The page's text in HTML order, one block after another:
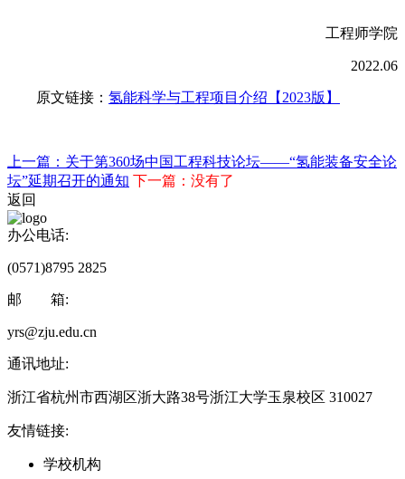
工程师学院
2022.06
原文链接： 氢能科学与工程项目介绍【2023版】
上一篇：关于第360场中国工程科技论坛——“氢能装备安全论
坛”延期召开的通知 下一篇：没有了
返回
办公电话:
(0571)8795 2825
邮 箱:
yrs@zju.edu.cn
通讯地址:
浙江省杭州市西湖区浙大路38号浙江大学玉泉校区 310027
友情链接:
学校机构